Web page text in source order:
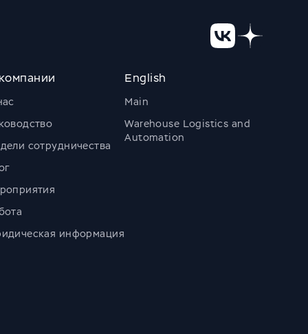
сотрудничества
информация
English
Main
Warehouse Logistics and
Automation